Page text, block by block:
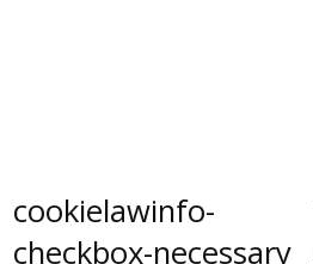
cookielawinfo-
checkbox-necessary